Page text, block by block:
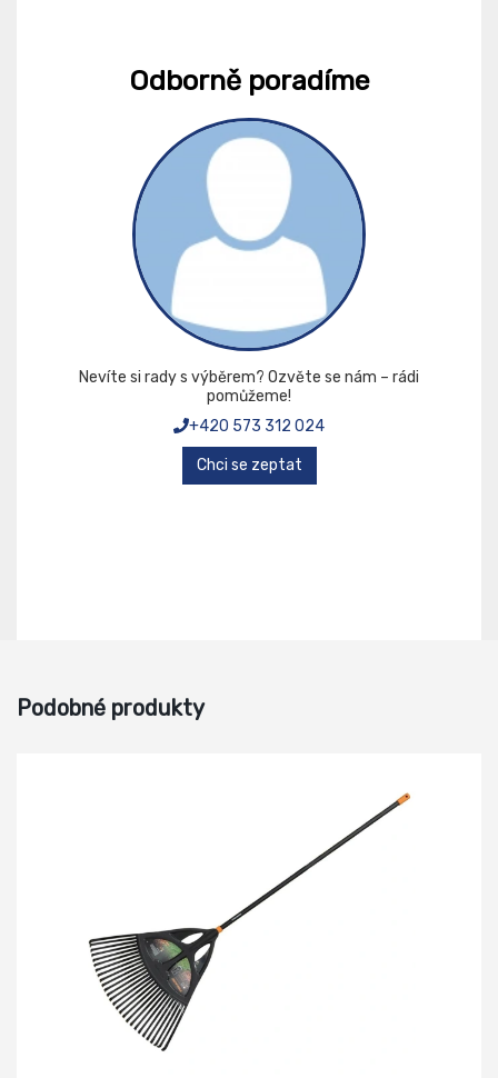
Odborně poradíme
Nevíte si rady s výběrem? Ozvěte se nám – rádi
pomůžeme!
+420 573 312 024
Chci se zeptat
Podobné produkty